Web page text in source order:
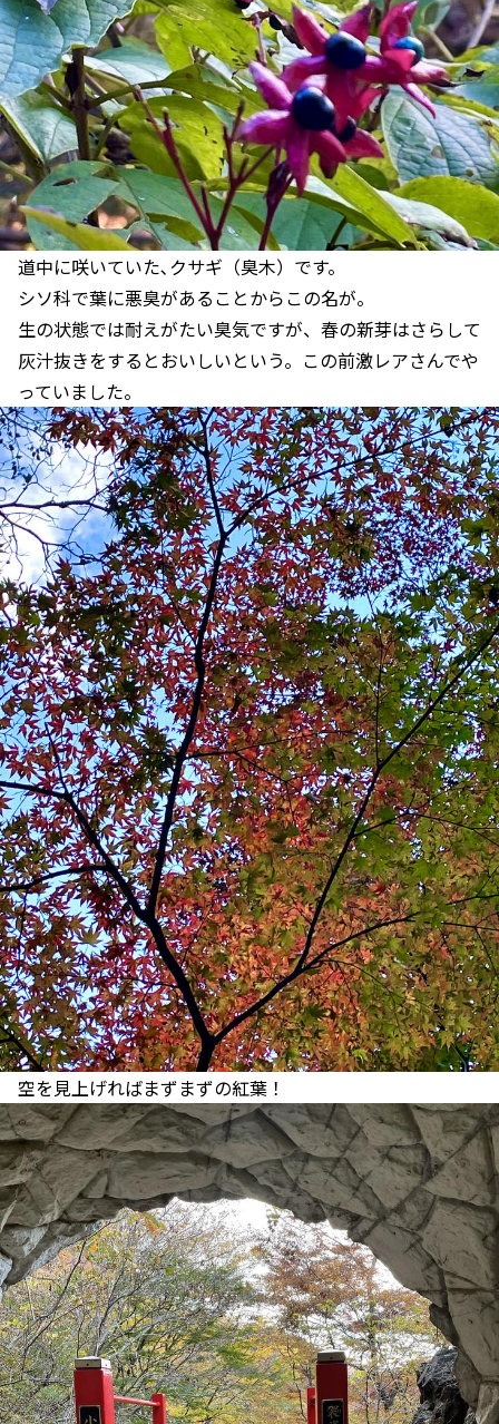
道中に咲いていた､クサギ（臭木）です。
シソ科で葉に悪臭があることからこの名が。
生の状態では耐えがたい臭気ですが、春の新芽はさらして
灰汁抜きをするとおいしいという。この前激レアさんでや
っていました。
空を見上げればまずまずの紅葉！